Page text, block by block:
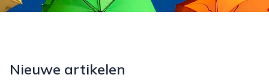
Nieuwe artikelen